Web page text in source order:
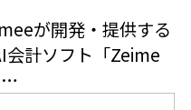
が開発・提供する
計ソフト「Zeime
…